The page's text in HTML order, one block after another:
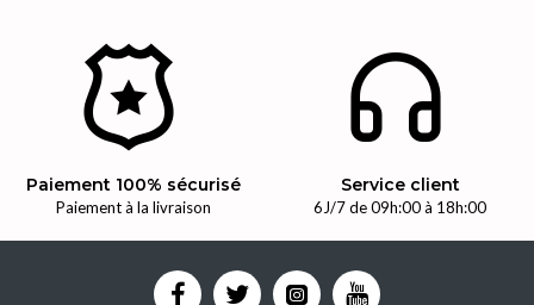
Paiement 100% sécurisé
Paiement à la livraison
Service client
6J/7 de 09h:00 à 18h:00